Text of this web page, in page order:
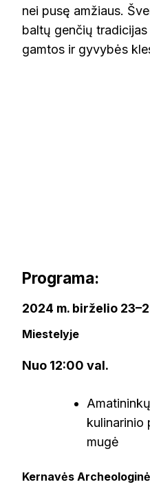
nei pusę amžiaus.
baltų genčių
gamtos ir gyvybės
Programa:
2024 m. birželio
Miestelyje
Nuo 12:00 val.
kulinarinio
mugė
Kernavės